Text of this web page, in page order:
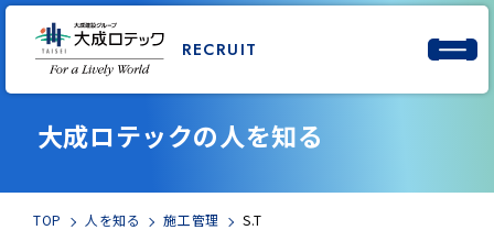
RECRUIT
大成ロテックの人を知る
TOP 人を知る 施工管理 S.T